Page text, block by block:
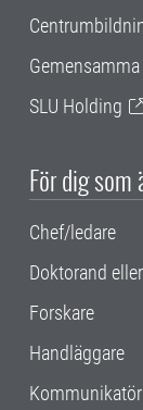
SLU Holding
För dig som
Chef/ledare
Doktorand
Forskare
Handläggare
Kommunikatör